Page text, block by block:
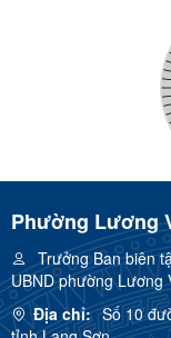
Phường Lương
Trưởng Ban biên
UBND phường Lương
Địa chỉ: Số 10